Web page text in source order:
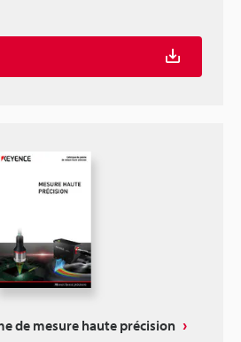
de mesure haute précision